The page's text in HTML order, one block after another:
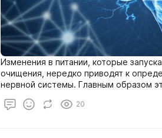
Изменения в питании, которые
очищения, нередко приводят к
нервной системы. Главным образом
уменьшением доли жиров,
витаминов в рационе, которые
20